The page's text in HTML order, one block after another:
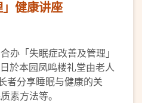
」健康讲座
办「失眠症改善及管理」
於本园凤鸣楼礼堂由老人
者分享睡眠与健康的关
素方法等。